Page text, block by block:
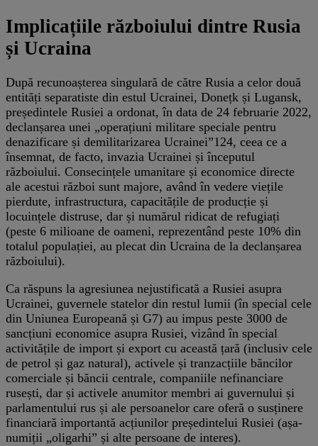
Implicațiile războiului dintre Rusia
și Ucraina
După recunoașterea singulară de către Rusia a celor două
entități separatiste din estul Ucrainei, Donețk și Lugansk,
președintele Rusiei a ordonat, în data de 24 februarie 2022,
declanșarea unei „operațiuni militare speciale pentru
denazificare și demilitarizarea Ucrainei”124, ceea ce a
însemnat, de facto, invazia Ucrainei și începutul
războiului. Consecințele umanitare și economice directe
ale acestui război sunt majore, având în vedere viețile
pierdute, infrastructura, capacitățile de producție și
locuințele distruse, dar și numărul ridicat de refugiați
(peste 6 milioane de oameni, reprezentând peste 10% din
totalul populației, au plecat din Ucraina de la declanșarea
războiului).
Ca răspuns la agresiunea nejustificată a Rusiei asupra
Ucrainei, guvernele statelor din restul lumii (în special cele
din Uniunea Europeană și G7) au impus peste 3000 de
sancțiuni economice asupra Rusiei, vizând în special
activitățile de import și export cu această țară (inclusiv cele
de petrol și gaz natural), activele și tranzacțiile băncilor
comerciale și băncii centrale, companiile nefinanciare
rusești, dar și activele anumitor membri ai guvernului și
parlamentului rus și ale persoanelor care oferă o susținere
financiară importantă acțiunilor președintelui Rusiei (așa-
numiții „oligarhi” și alte persoane de interes).